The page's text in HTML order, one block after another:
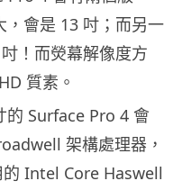
，會是 13 吋；而另一
！而熒幕解像度方
質素。
的 Surface Pro 4 會
架構處理器，
Intel Core Haswell